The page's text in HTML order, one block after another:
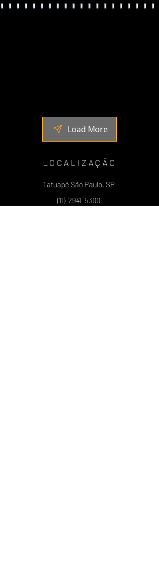
Load More
LOCALIZAÇÃO
Tatuapé São Paulo, SP
(11) 2941-5300